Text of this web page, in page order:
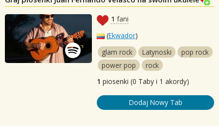
1 fani
(Ekwador)
glam rock
Latynoski
pop rock
power pop
rock
1 piosenki (0 Taby i 1 akordy)
Dodaj Nowy Tab